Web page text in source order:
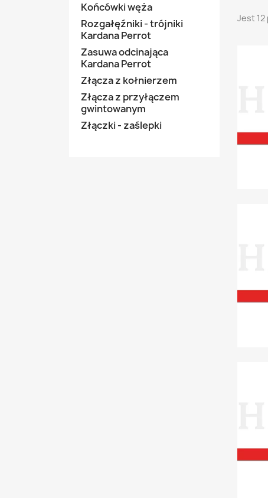
Końcówki węża
Rozgałęźniki - trójniki
Kardana Perrot
Zasuwa odcinająca
Kardana Perrot
Złącza z kołnierzem
Złącza z przyłączem
gwintowanym
Złączki - zaślepki
Jest